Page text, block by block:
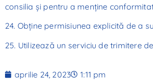
consilia și pentru a menține
24. Obține permisiunea explicită de a
25. Utilizează un serviciu de trimitere
aprilie 24, 2023 1:11 pm